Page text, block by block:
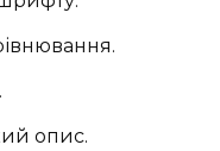
опис.